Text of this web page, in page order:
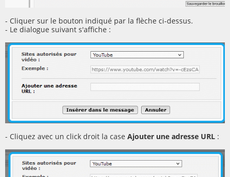
- Cliquer sur le bouton indiqué par la flèche ci-dessus.
- Le dialogue suivant s'affiche :
- Cliquez avec un click droit la case Ajouter une adresse URL :